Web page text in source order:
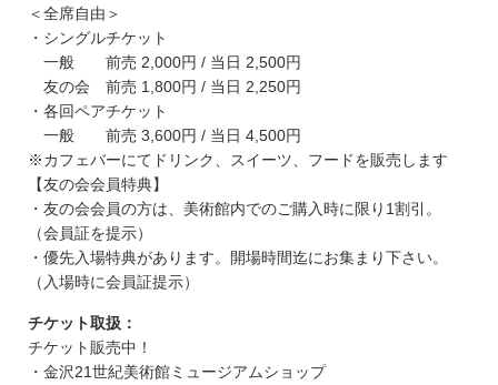
＜全席自由＞
・シングルチケット
一般 前売 2,000円 / 当日 2,500円
友の会 前売 1,800円 / 当日 2,250円
・各回ペアチケット
一般 前売 3,600円 / 当日 4,500円
※カフェバーにてドリンク、スイーツ、フードを販売します
【友の会会員特典】
・友の会会員の方は、美術館内でのご購入時に限り1割引。
（会員証を提示）
・優先入場特典があります。開場時間迄にお集まり下さい。
（入場時に会員証提示）
チケット取扱：
チケット販売中！
・金沢21世紀美術館ミュージアムショップ